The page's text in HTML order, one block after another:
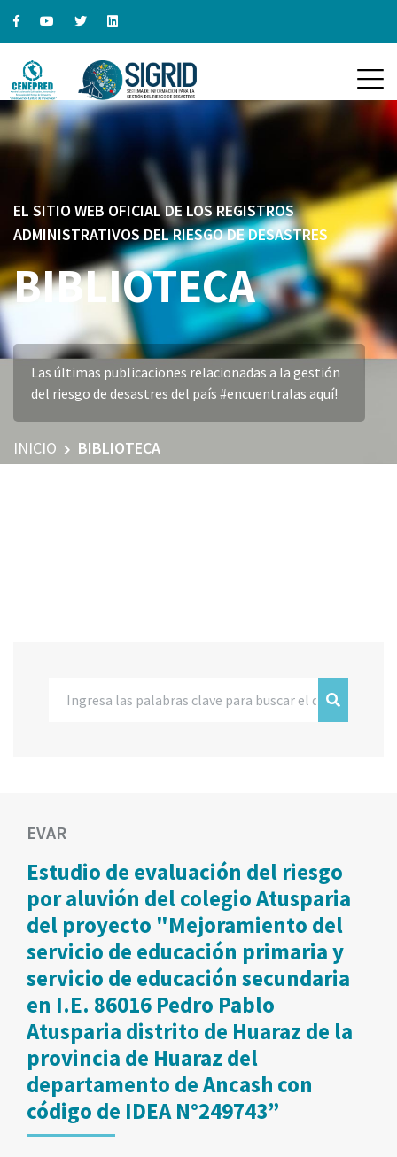
EL SITIO WEB OFICIAL DE LOS REGISTROS
ADMINISTRATIVOS DEL RIESGO DE DESASTRES
BIBLIOTECA
Las últimas publicaciones relacionadas a la gestión
del riesgo de desastres del país #encuentralas aquí!
INICIO BIBLIOTECA
EVAR
Estudio de evaluación del riesgo
por aluvión del colegio Atusparia
del proyecto "Mejoramiento del
servicio de educación primaria y
servicio de educación secundaria
en I.E. 86016 Pedro Pablo
Atusparia distrito de Huaraz de la
provincia de Huaraz del
departamento de Ancash con
código de IDEA N°249743”